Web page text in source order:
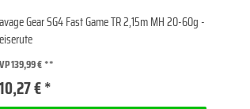
Gear SG4 Fast Game TR 2,15m MH 20-60g -
139,99 €
€ *